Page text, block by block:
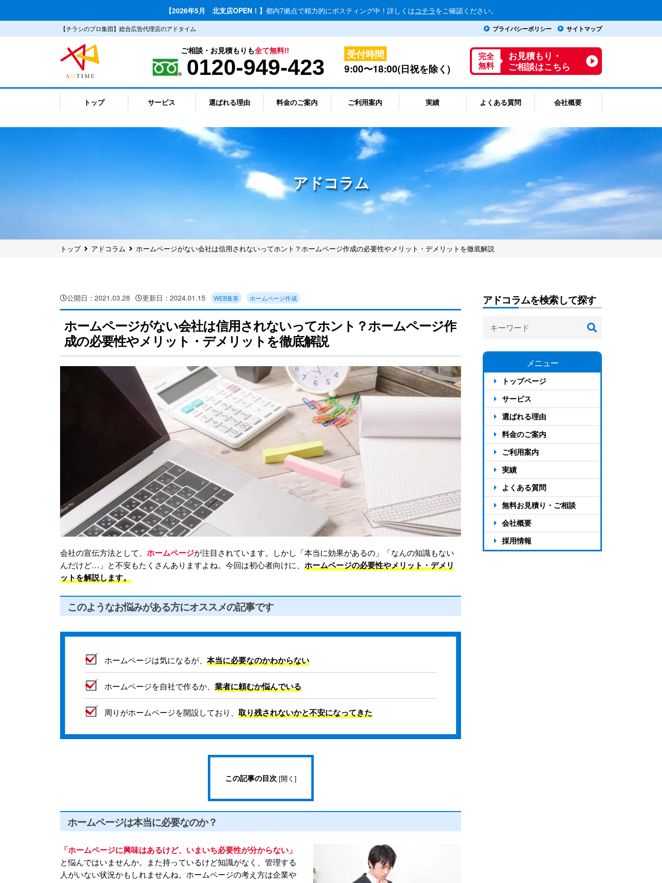
【2026年5月 北支店OPEN！】 都内7拠点で精力的にポスティング中！詳しくはコチラをご確認ください。
【チラシのプロ集団】総合広告代理店のアドタイム プライバシーポリシー サイトマップ
ご相談・お見積もりも全て無料!!
0120-949-423
受付時間
9:00〜18:00(日祝を除く)
完全
無料
お見積もり・
ご相談はこちら
トップ サービス 選ばれる理由 料金のご案内 ご利用案内 実績 よくある質問 会社概要
アドコラム
トップ アドコラム ホームページがない会社は信用されないってホント？ホームページ作成の必要性やメリット・デメリットを徹底解説
公開日： 2021.03.28 更新日： 2024.01.15 WEB集客 ホームページ作成
ホームページがない会社は信用されないってホント？ホームページ作
成の必要性やメリット・デメリットを徹底解説
会社の宣伝方法として、 ホームページが注目されています。しかし「本当に効果があるの」「なんの知識もない
んだけど…」と不安もたくさんありますよね。今回は初心者向けに、 ホームページの必要性やメリット・デメリ
ットを解説します。
このようなお悩みがある方にオススメの記事です
ホームページは気になるが、 本当に必要なのかわからない
ホームページを自社で作るか、 業者に頼むか悩んでいる
周りがホームページを開設しており、 取り残されないかと不安になってきた
この記事の目次 [開く ]
ホームページは本当に必要なのか？
「ホームページに興味はあるけど、いまいち必要性が分からない」
と悩んではいませんか。また持っているけど知識がなく、管理する
人がいない状況かもしれませんね。ホームページの考え方は企業や
アドコラムを検索して探す
メニュー
トップページ
サービス
選ばれる理由
反響が出る4つの仕組み
アドタイムの強み13選
選ばれる7つの理由
料金のご案内
料金のご案内
料金シミュレーション
ご利用案内
ご利用の流れ
対応エリア
実績
お客様の声
制作実績
よくある質問
無料お見積り・ご相談
会社概要
会社概要
採用情報